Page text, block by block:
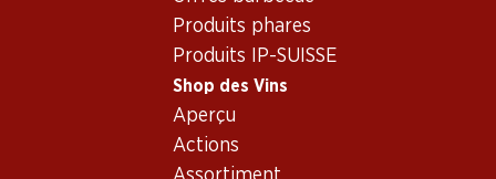
Produits phares
Produits IP-SUISSE
Shop des Vins
Aperçu
Actions
Moscato - le vin
perlant doux